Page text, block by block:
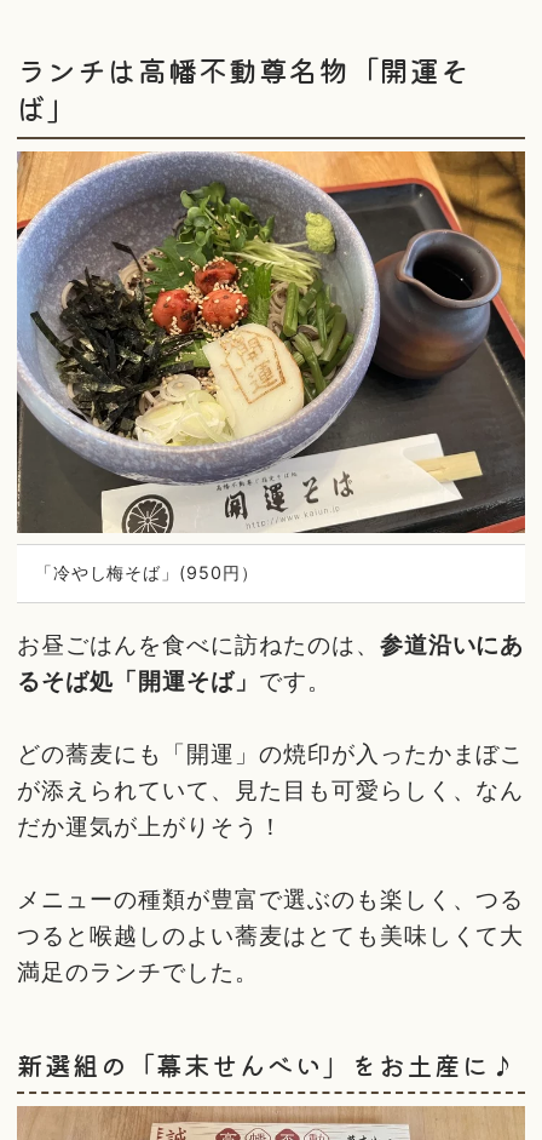
ランチは高幡不動尊名物「開運そ
ば」
「冷やし梅そば」(950円）
お昼ごはんを食べに訪ねたのは、 参道沿いにあ
るそば処「開運そば」 です。
どの蕎麦にも「開運」の焼印が入ったかまぼこ
が添えられていて、見た目も可愛らしく、なん
だか運気が上がりそう！
メニューの種類が豊富で選ぶのも楽しく、つる
つると喉越しのよい蕎麦はとても美味しくて大
満足のランチでした。
新選組の「幕末せんべい」をお土産に♪